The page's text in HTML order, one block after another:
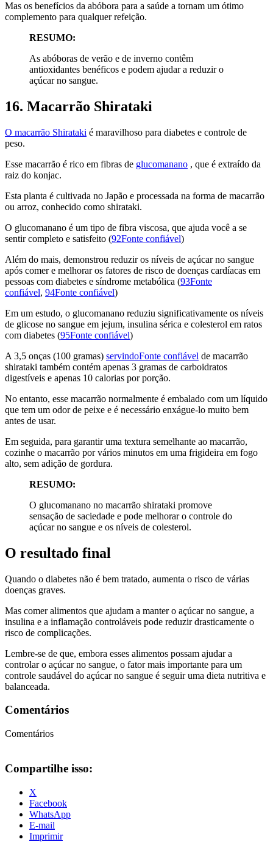
Mas os benefícios da abóbora para a saúde a tornam um ótimo
complemento para qualquer refeição.
RESUMO:
As abóboras de verão e de inverno contêm
antioxidantes benéficos e podem ajudar a reduzir o
açúcar no sangue.
16. Macarrão Shirataki
O macarrão Shirataki é maravilhoso para diabetes e controle de
peso.
Esse macarrão é rico em fibras de glucomanano , que é extraído da
raiz do konjac.
Esta planta é cultivada no Japão e processada na forma de macarrão
ou arroz, conhecido como shirataki.
O glucomanano é um tipo de fibra viscosa, que ajuda você a se
sentir completo e satisfeito (92Fonte confiável)
Além do mais, demonstrou reduzir os níveis de açúcar no sangue
após comer e melhorar os fatores de risco de doenças cardíacas em
pessoas com diabetes e síndrome metabólica (93Fonte
confiável, 94Fonte confiável)
Em um estudo, o glucomanano reduziu significativamente os níveis
de glicose no sangue em jejum, insulina sérica e colesterol em ratos
com diabetes (95Fonte confiável)
A 3,5 onças (100 gramas) servindoFonte confiável de macarrão
shirataki também contém apenas 3 gramas de carboidratos
digestíveis e apenas 10 calorias por porção.
No entanto, esse macarrão normalmente é embalado com um líquido
que tem um odor de peixe e é necessário enxágue-lo muito bem
antes de usar.
Em seguida, para garantir uma textura semelhante ao macarrão,
cozinhe o macarrão por vários minutos em uma frigideira em fogo
alto, sem adição de gordura.
RESUMO:
O glucomanano no macarrão shirataki promove
sensação de saciedade e pode melhorar o controle do
açúcar no sangue e os níveis de colesterol.
O resultado final
Quando o diabetes não é bem tratado, aumenta o risco de várias
doenças graves.
Mas comer alimentos que ajudam a manter o açúcar no sangue, a
insulina e a inflamação controláveis ​​pode reduzir drasticamente o
risco de complicações.
Lembre-se de que, embora esses alimentos possam ajudar a
controlar o açúcar no sangue, o fator mais importante para um
controle saudável do açúcar no sangue é seguir uma dieta nutritiva e
balanceada.
Comentários
Comentários
Compartilhe isso:
X
Facebook
WhatsApp
E-mail
Imprimir